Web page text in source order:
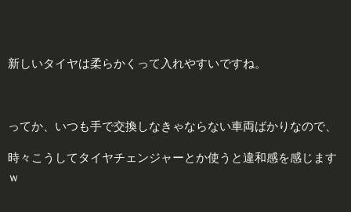
新しいタイヤは柔らかくって入れやすいですね。
ってか、いつも手で交換しなきゃならない車両ばかりなので、
時々こうしてタイヤチェンジャーとか使うと違和感を感じます
ｗ